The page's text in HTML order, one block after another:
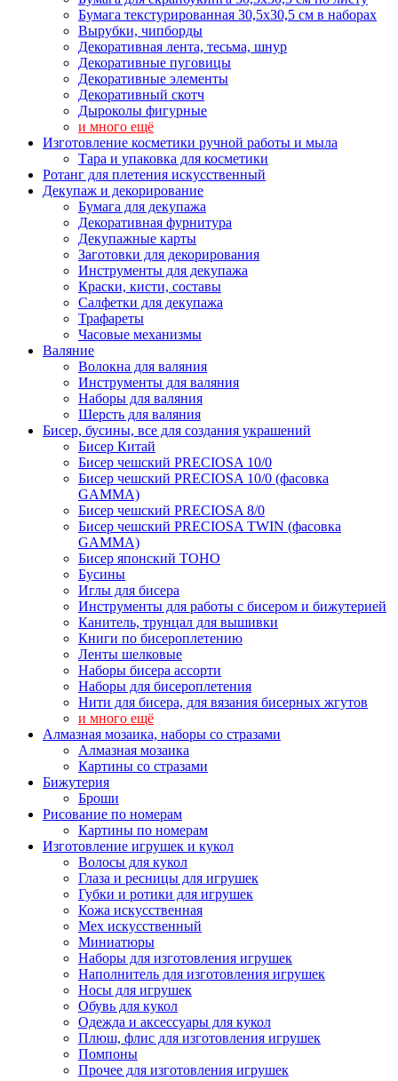
Бумага текстурированная 30,5х30,5 см в наборах
Вырубки, чипборды
Декоративная лента, тесьма, шнур
Декоративные пуговицы
Декоративные элементы
Декоративный скотч
Дыроколы фигурные
и много ещё
Изготовление косметики ручной работы и мыла
Тара и упаковка для косметики
Ротанг для плетения искусственный
Декупаж и декорирование
Бумага для декупажа
Декоративная фурнитура
Декупажные карты
Заготовки для декорирования
Инструменты для декупажа
Краски, кисти, составы
Салфетки для декупажа
Трафареты
Часовые механизмы
Валяние
Волокна для валяния
Инструменты для валяния
Наборы для валяния
Шерсть для валяния
Бисер, бусины, все для создания украшений
Бисер Китай
Бисер чешский PRECIOSA 10/0
Бисер чешский PRECIOSA 10/0 (фасовка
GAMMA)
Бисер чешский PRECIOSA 8/0
Бисер чешский PRECIOSA TWIN (фасовка
GAMMA)
Бисер японский TOHO
Бусины
Иглы для бисера
Инструменты для работы с бисером и бижутерией
Канитель, трунцал для вышивки
Книги по бисероплетению
Ленты шелковые
Наборы бисера ассорти
Наборы для бисероплетения
Нити для бисера, для вязания бисерных жгутов
и много ещё
Алмазная мозаика, наборы со стразами
Алмазная мозаика
Картины co стразами
Бижутерия
Броши
Рисование по номерам
Картины по номерам
Изготовление игрушек и кукол
Волосы для кукол
Глаза и ресницы для игрушек
Губки и ротики для игрушек
Кожа искусственная
Мех искусственный
Миниатюры
Наборы для изготовления игрушек
Наполнитель для изготовления игрушек
Носы для игрушек
Обувь для кукол
Одежда и аксессуары для кукол
Плюш, флис для изготовления игрушек
Помпоны
Прочее для изготовления игрушек